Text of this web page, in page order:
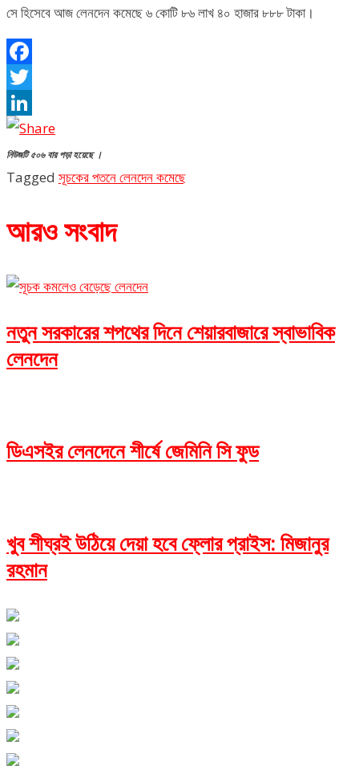
সে হিসেবে আজ লেনদেন কমেছে ৬ কোটি ৮৬ লাখ ৪০ হাজার ৮৮৮ টাকা।
Facebook
Twitter
LinkedIn
নিউজটি ৫০৬ বার পড়া হয়েছে ।
Tagged সূচকের পতনে লেনদেন কমেছে
আরও সংবাদ
নতুন সরকারের শপথের দিনে শেয়ারবাজারে স্বাভাবিক
লেনদেন
ডিএসইর লেনদেনে শীর্ষে জেমিনি সি ফুড
খুব শীঘ্রই উঠিয়ে দেয়া হবে ফ্লোর প্রাইস: মিজানুর
রহমান